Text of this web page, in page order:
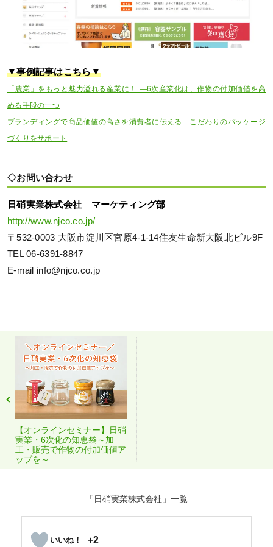
▼事例記事はこちら▼
「農業」をもっと魅力溢れる産業に！ ―6次産業化は、作物の付加価値を高
める手段の一つ
ブランディングで商品価値の高さを消費者に伝える こだわりのパッケージ
づくりをサポート
◇お問い合わせ
日硝実業株式会社 マーケティング部
http://www.njco.co.jp/
〒532-0003 大阪市淀川区宮原4-1-14住友生命新大阪北ビル9F
TEL 06-6391-8847
E-mail info@njco.co.jp
【オンラインセミナー】日硝
実業・6次化の知恵袋～加
工・販売で作物の付加価値ア
ップを～
「日硝実業株式会社」
+2